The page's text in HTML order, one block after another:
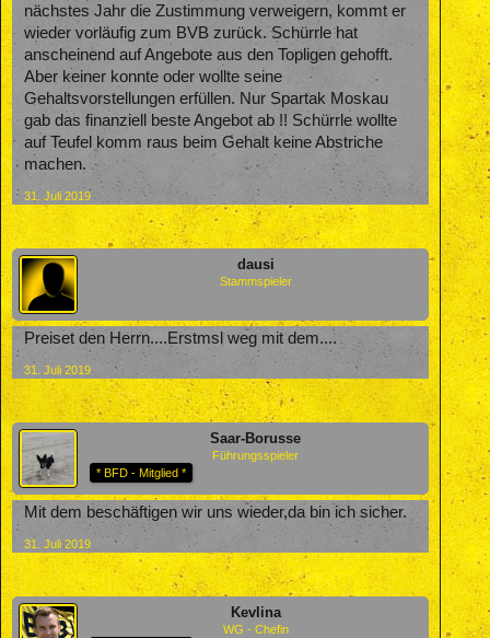
nächstes Jahr die Zustimmung verweigern, kommt er
wieder vorläufig zum BVB zurück. Schürrle hat
anscheinend auf Angebote aus den Topligen gehofft.
Aber keiner konnte oder wollte seine
Gehaltsvorstellungen erfüllen. Nur Spartak Moskau
gab das finanziell beste Angebot ab !! Schürrle wollte
auf Teufel komm raus beim Gehalt keine Abstriche
machen.
31. Juli 2019
dausi
Stammspieler
Preiset den Herrn....Erstmsl weg mit dem....
31. Juli 2019
Saar-Borusse
Führungsspieler
* BFD - Mitglied *
Mit dem beschäftigen wir uns wieder,da bin ich sicher.
31. Juli 2019
Kevlina
WG - Chefin